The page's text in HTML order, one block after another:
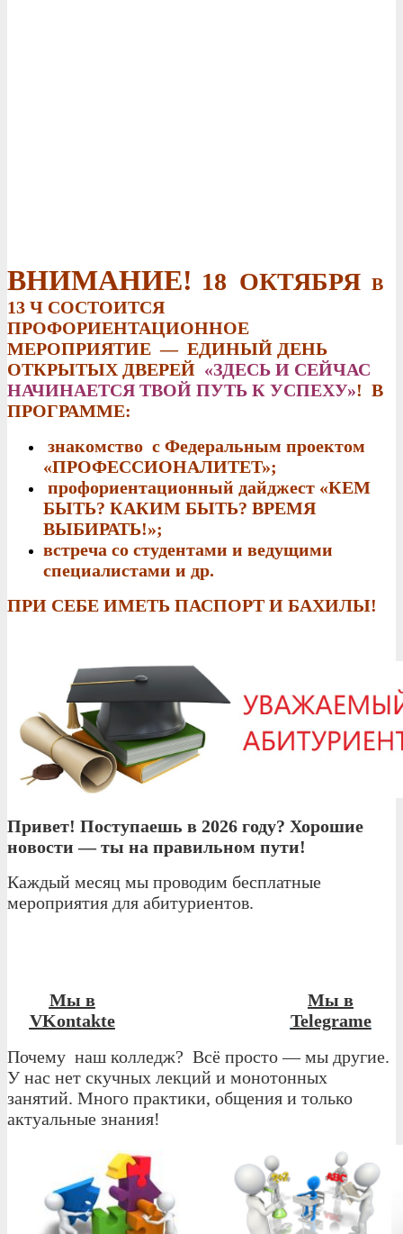
ВНИМАНИЕ! 18 ОКТЯБРЯ В
13 Ч СОСТОИТСЯ
ПРОФОРИЕНТАЦИОННОЕ
МЕРОПРИЯТИЕ — ЕДИНЫЙ ДЕНЬ
ОТКРЫТЫХ ДВЕРЕЙ «ЗДЕСЬ И СЕЙЧАС
НАЧИНАЕТСЯ ТВОЙ ПУТЬ К УСПЕХУ»! В
ПРОГРАММЕ:
знакомство с Федеральным проектом
«ПРОФЕССИОНАЛИТЕТ»;
профориентационный дайджест «КЕМ
БЫТЬ? КАКИМ БЫТЬ? ВРЕМЯ
ВЫБИРАТЬ!»;
встреча со студентами и ведущими
специалистами и др.
ПРИ СЕБЕ ИМЕТЬ ПАСПОРТ И БАХИЛЫ!
Привет! Поступаешь в 2026 году? Хорошие
новости — ты на правильном пути!
Каждый месяц мы проводим бесплатные
мероприятия для абитуриентов.
Мы в
VKontakte
Мы в
Telegrame
Почему наш колледж? Всё просто — мы другие.
У нас нет скучных лекций и монотонных
занятий. Много практики, общения и только
актуальные знания!